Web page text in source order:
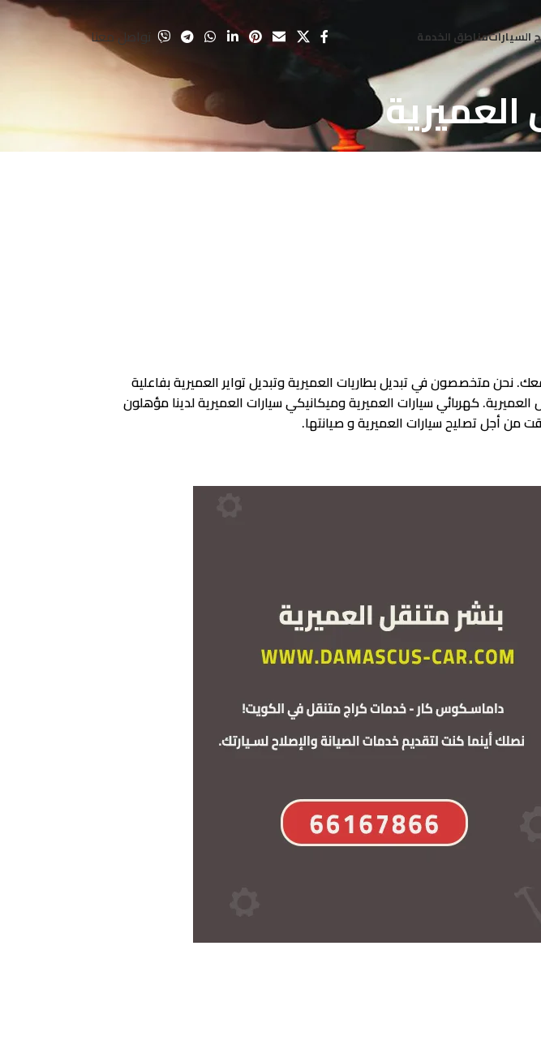
السياراتمناطق الخدمة تواصل معنا
نحن متخصصون في تبديل بطاريات العميرية وتبديل تواير العميرية بفاعلية
كهربائي سيارات العميرية وميكانيكي سيارات العميرية لدينا مؤهلون
من أجل تصليح سيارات العميرية و صيانتها.